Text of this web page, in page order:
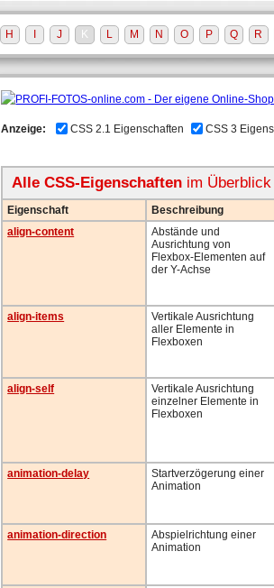
Anzeige: CSS 2.1 Eigenschaften CSS 3
Alle CSS-Eigenschaften im Überblick
Eigenschaft Beschreibung
align-content
Abstände und
Ausrichtung von
Flexbox-Elementen auf
der Y-Achse
align-items
Vertikale Ausrichtung
aller Elemente in
Flexboxen
align-self
Vertikale Ausrichtung
einzelner Elemente in
Flexboxen
animation-delay
Startverzögerung einer
Animation
animation-direction
Abspielrichtung einer
Animation
H J K L M N O P Q R